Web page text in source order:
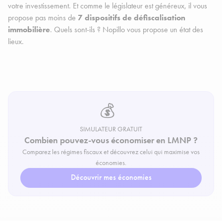
votre investissement. Et comme le législateur est généreux, il vous
propose pas moins de 7 dispositifs de défiscalisation
immobilière. Quels sont-ils ? Nopillo vous propose un état des
lieux.
💰
SIMULATEUR GRATUIT
Combien pouvez-vous économiser en LMNP ?
Comparez les régimes fiscaux et découvrez celui qui maximise vos
économies.
Découvrir mes économies